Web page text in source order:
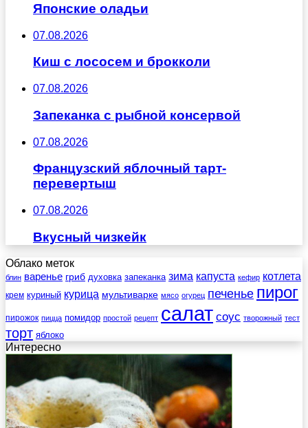
Японские оладьи
07.08.2026
Киш с лососем и брокколи
07.08.2026
Запеканка с рыбной консервой
07.08.2026
Французский яблочный тарт-
перевертыш
07.08.2026
Вкусный чизкейк
Облако меток
блин варенье гриб духовка запеканка зима капуста кефир котлета
крем куриный курица мультиварке мясо огурец печенье пирог
пирожок пицца помидор простой рецепт салат соус творожный тест
торт яблоко
Интересно